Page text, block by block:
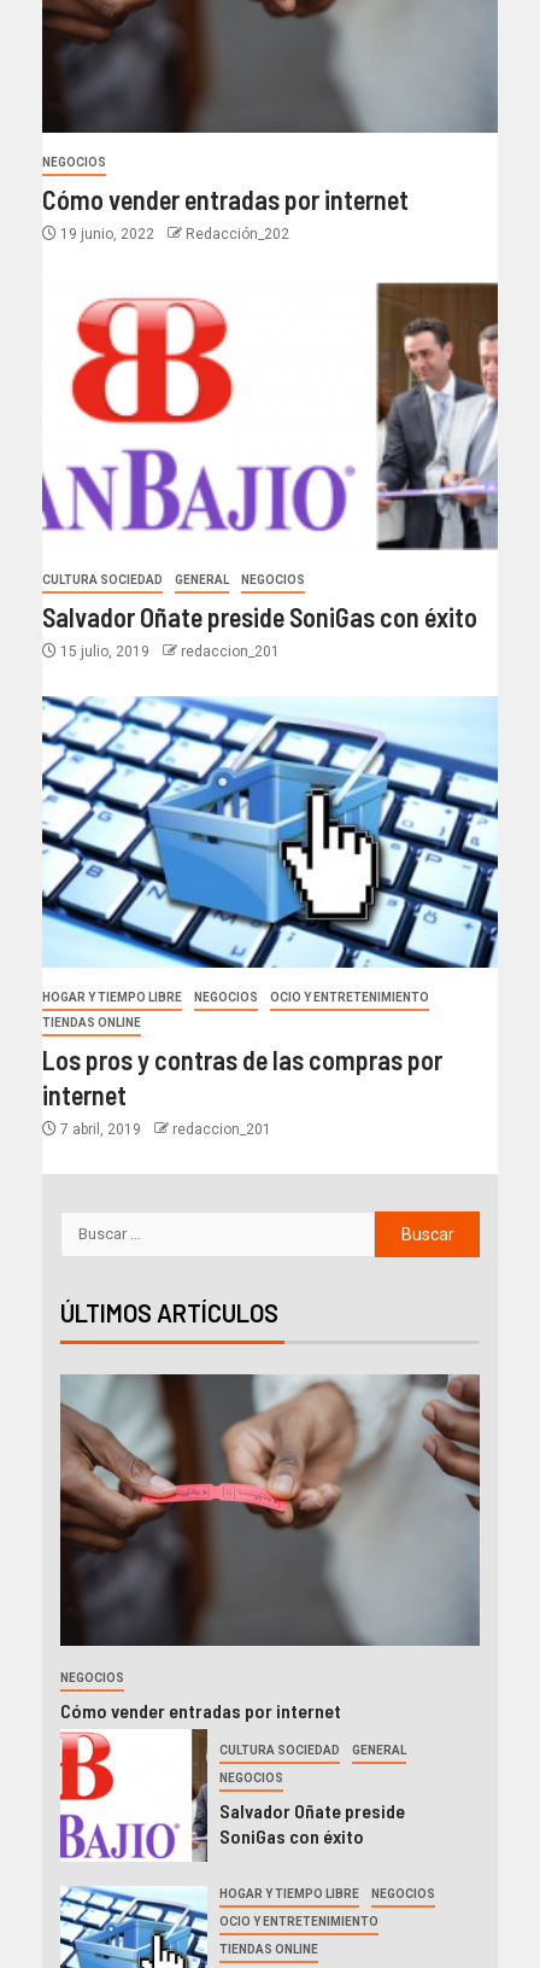
NEGOCIOS
Cómo vender entradas por internet
19 junio, 2022 Redacción_202
CULTURA SOCIEDAD GENERAL NEGOCIOS
Salvador Oñate preside SoniGas con éxito
15 julio, 2019 redaccion_201
HOGAR Y TIEMPO LIBRE NEGOCIOS
OCIO Y ENTRETENIMIENTO
TIENDAS ONLINE
Los pros y contras de las compras por
internet
7 abril, 2019 redaccion_201
ÚLTIMOS ARTÍCULOS
NEGOCIOS
Cómo vender entradas por internet
CULTURA SOCIEDAD GENERAL
NEGOCIOS
Salvador Oñate preside
SoniGas con éxito
HOGAR Y TIEMPO LIBRE NEGOCIOS
OCIO Y ENTRETENIMIENTO
TIENDAS ONLINE